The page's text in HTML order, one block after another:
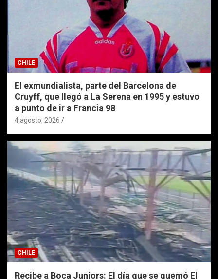
CHILE
El exmundialista, parte del Barcelona de
Cruyff, que llegó a La Serena en 1995 y estuvo
a punto de ir a Francia 98
4 agosto, 2026
CHILE
Recibe a Boca Juniors: El día que se quemó El